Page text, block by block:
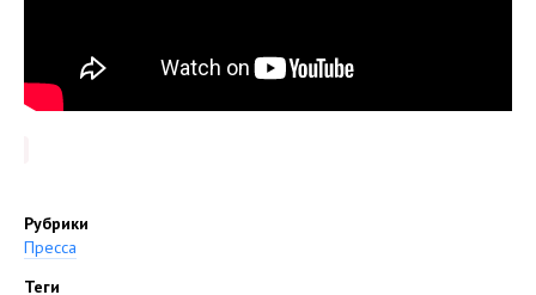
Рубрики
Пресса
Теги